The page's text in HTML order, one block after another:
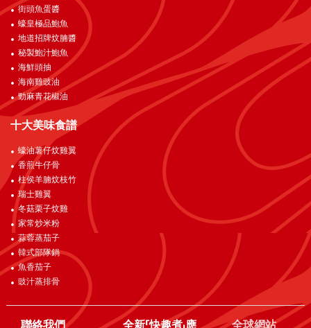
街頭魚蛋醬
蠔皇極品鮑魚
地道招牌炆腩醬
秘製鮑汁鮑魚
海鮮頭抽
海南雞豉油
勁麻青花椒油
十大美味食譜
蠔油薯仔炆雞翼
香煎牛仔骨
柱侯羊腩炆枝竹
瑞士雞翼
冬菇栗子炆雞
家常炒米粉
蒜蓉蒸茄子
韓式部隊鍋
魚香茄子
豉汁蒸排骨
聯絡我們 全新「快趣煮」應 全球網站